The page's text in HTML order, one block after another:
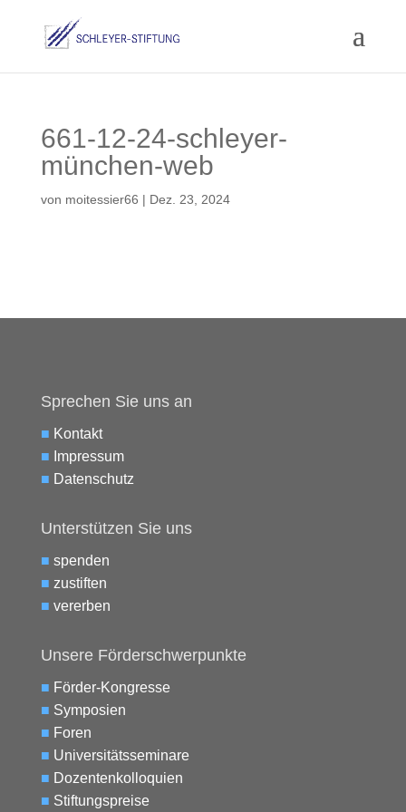
661-12-24-schleyer-
münchen-web
von moitessier66 | Dez. 23, 2024
Sprechen Sie uns an
■ Kontakt
■ Impressum
■ Datenschutz
Unterstützen Sie uns
■ spenden
■ zustiften
■ vererben
Unsere Förderschwerpunkte
■ Förder-Kongresse
■ Symposien
■ Foren
■ Universitätsseminare
■ Dozentenkolloquien
■ Stiftungspreise